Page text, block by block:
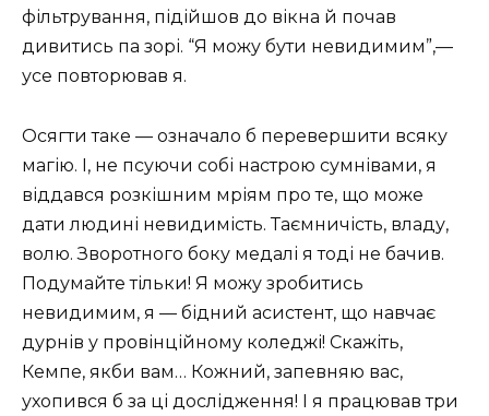
фільтрування, підійшов до вікна й почав
дивитись па зорі. “Я можу бути невидимим”,—
усе повторював я.
Осягти таке — означало б перевершити всяку
магію. І, не псуючи собі настрою сумнівами, я
віддався розкішним мріям про те, що може
дати людині невидимість. Таємничість, владу,
волю. Зворотного боку медалі я тоді не бачив.
Подумайте тільки! Я можу зробитись
невидимим, я — бідний асистент, що навчає
дурнів у провінційному коледжі! Скажіть,
Кемпе, якби вам… Кожний, запевняю вас,
ухопився б за ці дослідження! І я працював три